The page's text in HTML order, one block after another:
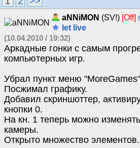
aNNiMON (SV!) [Off]
let live
(10.04.2010 / 19:32)
Аркадные гонки с самым
компьютерных игр.
Убрал пункт меню
Посжимал графику.
Добавил скриншоттер,
кнопки 0.
На кн. 1 теперь можно
камеры.
Открыто множество элементов.